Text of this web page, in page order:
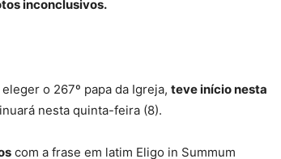
inconclusivos.
o 267º papa da Igreja, teve início nesta
nesta quinta-feira (8).
com a frase em latim Eligo in Summum